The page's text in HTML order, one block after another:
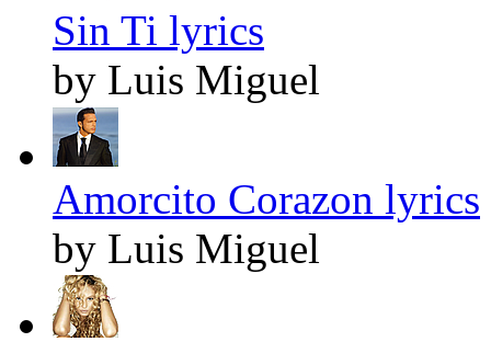
Sin Ti lyrics
by Luis Miguel
Amorcito Corazon lyrics
by Luis Miguel